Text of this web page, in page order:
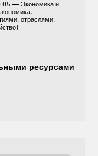
— Экономика и
отраслями,
ресурсами